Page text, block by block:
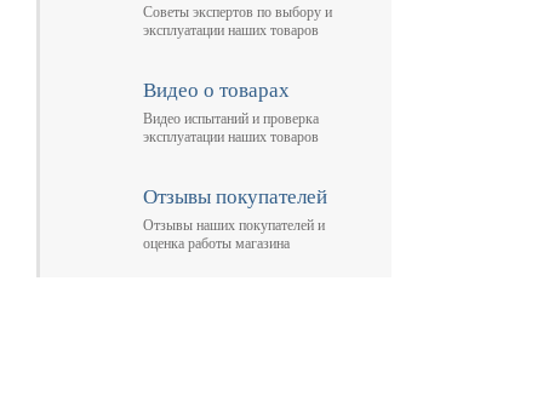
Советы экспертов по выбору и
эксплуатации наших товаров
Видео о товарах
Видео испытаний и проверка
эксплуатации наших товаров
Отзывы покупателей
Отзывы наших покупателей и
оценка работы магазина